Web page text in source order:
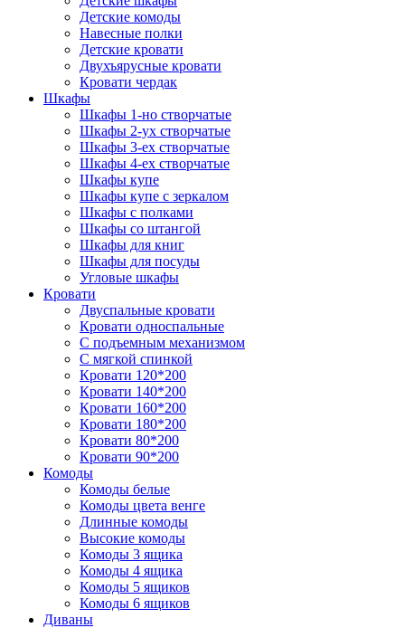
Детские комоды
Навесные полки
Детские кровати
Двухъярусные кровати
Кровати чердак
Шкафы
Шкафы 1-но створчатые
Шкафы 2-ух створчатые
Шкафы 3-ех створчатые
Шкафы 4-ех створчатые
Шкафы купе
Шкафы купе с зеркалом
Шкафы с полками
Шкафы со штангой
Шкафы для книг
Шкафы для посуды
Угловые шкафы
Кровати
Двуспальные кровати
Кровати односпальные
С подъемным механизмом
С мягкой спинкой
Кровати 120*200
Кровати 140*200
Кровати 160*200
Кровати 180*200
Кровати 80*200
Кровати 90*200
Комоды
Комоды белые
Комоды цвета венге
Длинные комоды
Высокие комоды
Комоды 3 ящика
Комоды 4 ящика
Комоды 5 ящиков
Комоды 6 ящиков
Диваны